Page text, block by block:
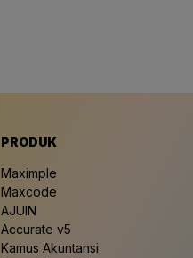
PRODUK
Maximple
Maxcode
AJUIN
Accurate v5
Kamus Akuntansi